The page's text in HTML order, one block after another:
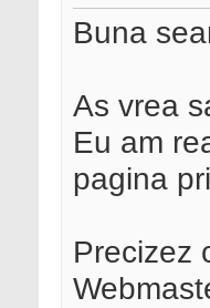
Buna
As vrea
Eu am
pagina
Precizez